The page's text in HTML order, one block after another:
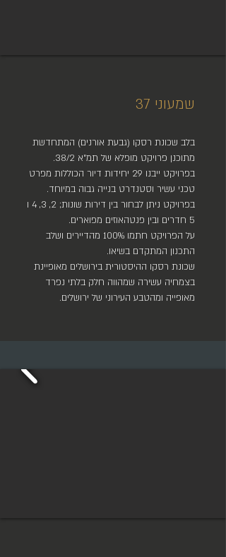
שמעוני 37
בלב שכונת רסקו (גבעת אורנים) המתחדשת
מתוכנן פרויקט מופלא של תמ"א 38/2.
בפרויקט ייבנו 29 יחידות דיור הכוללות מפרט
טכני עשיר וסטנדרט בנייה גבוה במיוחד.
בפרויקט ניתן לבחור בין דירות שונות; 2, 3, 4 ו
5 חדרים ובין פנטהאוזים מפוארים.
על הפרויקט חתמו 100% מהדיירים ושלב
התכנון המתקדם בשיאו.
שכונת רסקו ההיסטורית בירושלים מאופיינת
בצמחיה עשירה שמהווה חלק בלתי נפרד
מאופייה ומהטבע העירוני של ירושלים.